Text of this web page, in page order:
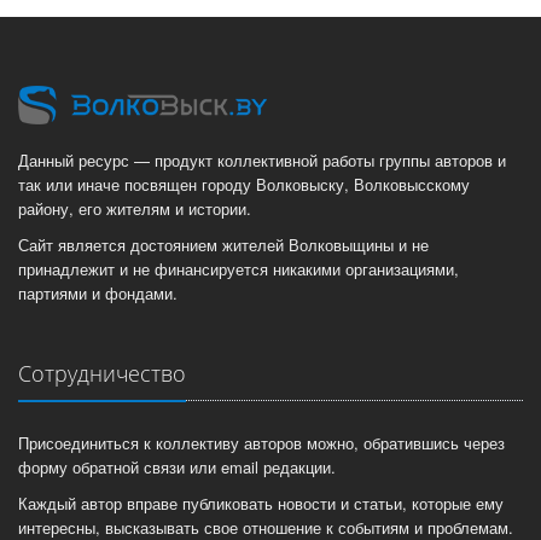
Данный ресурс — продукт коллективной работы группы авторов и
так или иначе посвящен городу Волковыску, Волковысскому
району, его жителям и истории.
Сайт является достоянием жителей Волковыщины и не
принадлежит и не финансируется никакими организациями,
партиями и фондами.
Сотрудничество
Присоединиться к коллективу авторов можно, обратившись через
форму обратной связи или email редакции.
Каждый автор вправе публиковать новости и статьи, которые ему
интересны, высказывать свое отношение к событиям и проблемам.